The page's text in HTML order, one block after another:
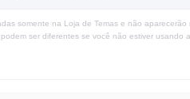
somente na Loja de Temas e não aparecerão
ser diferentes se você não estiver usando